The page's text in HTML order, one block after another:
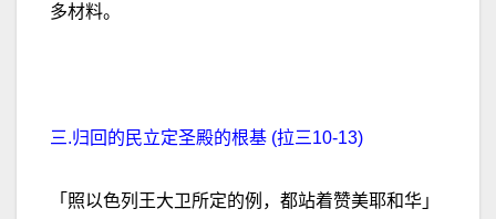
多材料。
三.归回的民立定圣殿的根基 (拉三10-13)
「照以色列王大卫所定的例，都站着赞美耶和华」